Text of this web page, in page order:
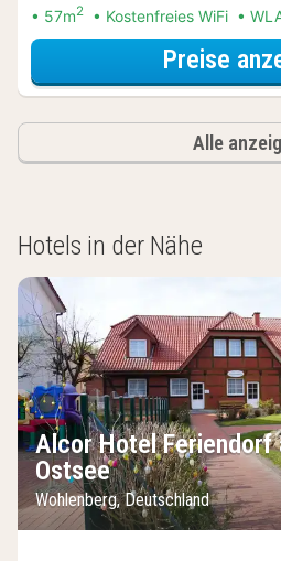
57m2 Kostenfreies WiFi
Preise
Alle
Hotels in der Nähe
Alcor Hotel Feriendorf
Ostsee
Wohlenberg, Deutschland